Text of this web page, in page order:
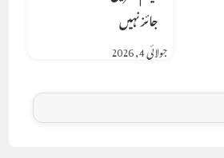
جائز نہیں
جولائی 4, 2026